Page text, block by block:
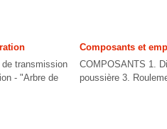
transmission
- "Arbre de
Composants et
COMPOSANTS 1.
poussière 3.